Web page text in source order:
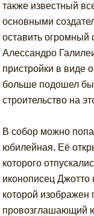
также известный
основными
оставить огромный
Алессандро
пристройки в виде
больше подошел
строительство на
В собор можно
юбилейная. Её
которого
иконописец Джотто
которой
провозглашающий